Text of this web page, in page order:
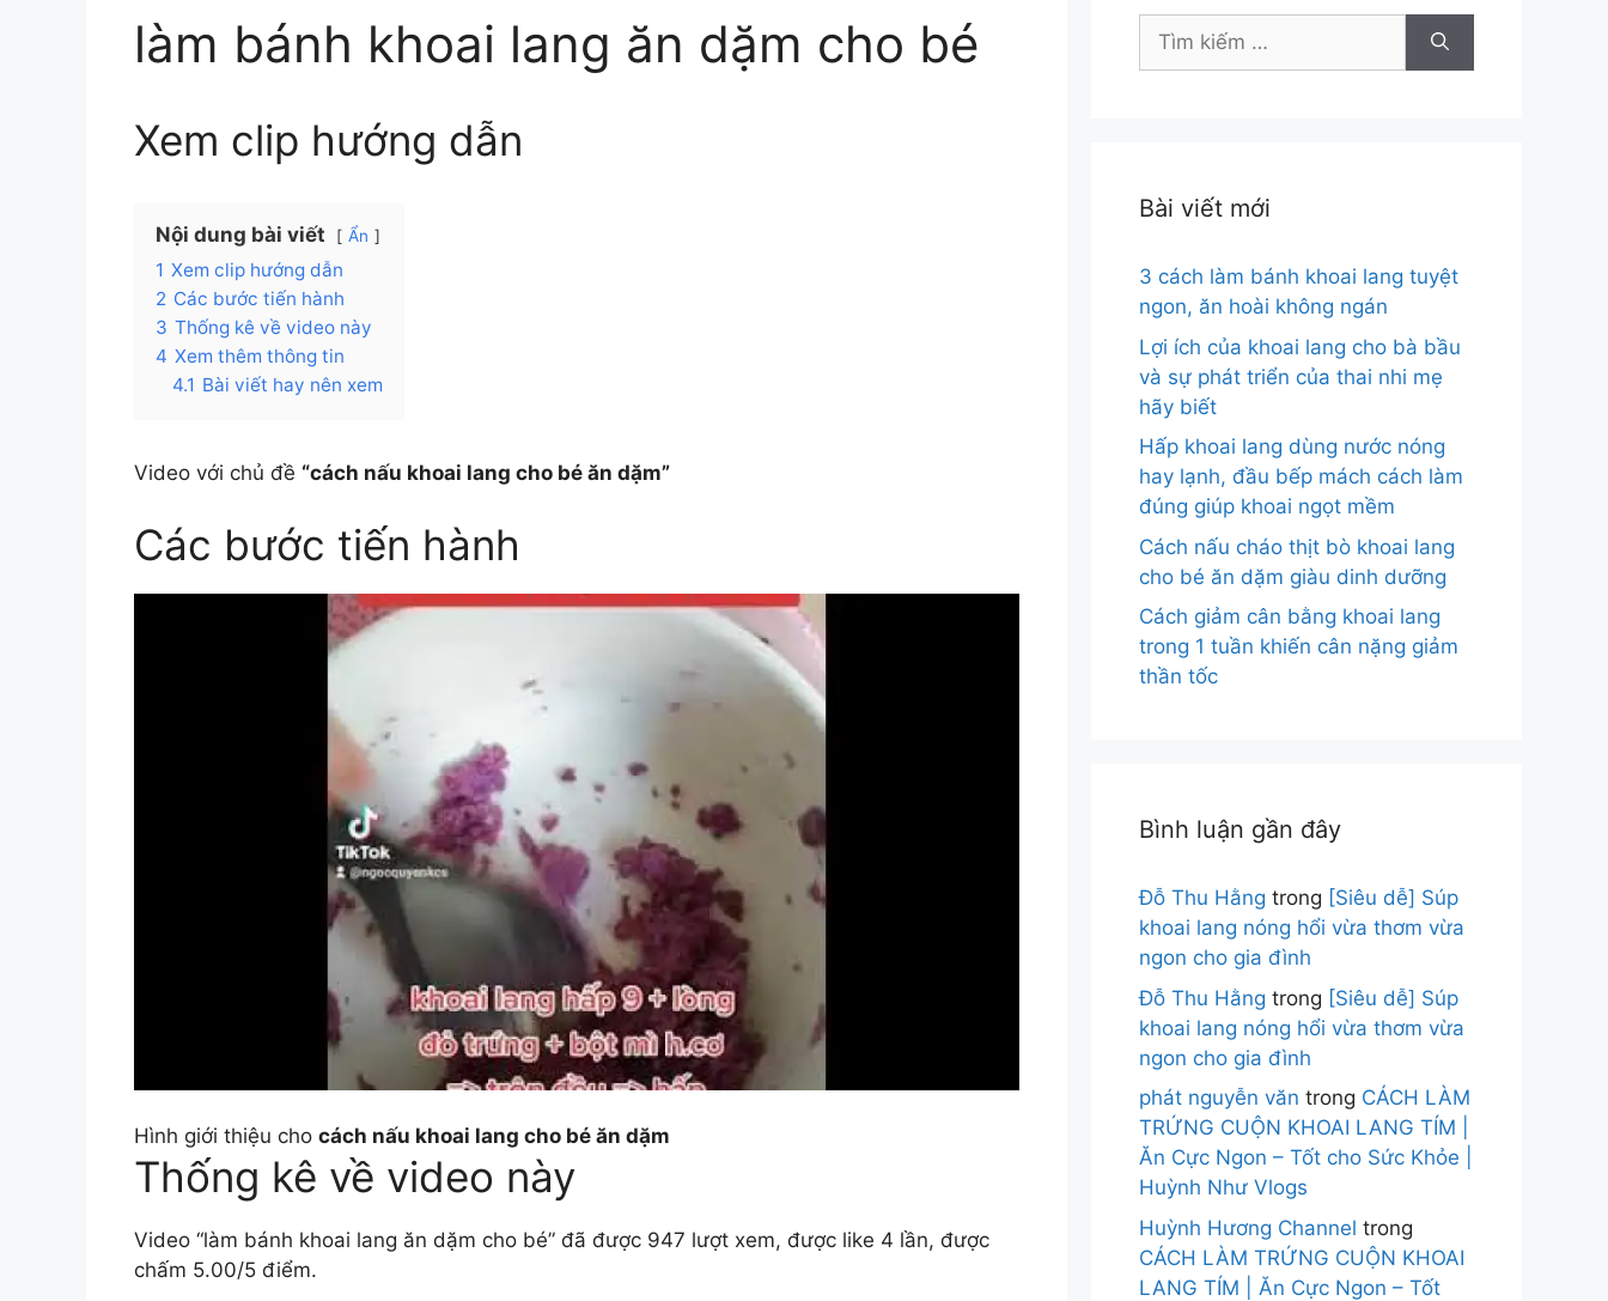
làm bánh khoai lang ăn dặm cho bé
Xem clip hướng dẫn
Nội dung bài viết Ẩn
1 Xem clip hướng dẫn
2 Các bước tiến hành
3 Thống kê về video này
4 Xem thêm thông tin
4.1 Bài viết hay nên xem
Video với chủ đề “cách nấu khoai lang cho bé ăn dặm”
Các bước tiến hành
Hình giới thiệu cho cách nấu khoai lang cho bé ăn dặm
Thống kê về video này
Video “làm bánh khoai lang ăn dặm cho bé” đã được 947 lượt xem, được like 4 lần, được
chấm 5.00/5 điểm.
Tìm
Bài viết mới
3 cách làm bánh khoai lang tuyệt
ngon, ăn hoài không ngán
Lợi ích của khoai lang cho bà bầu
và sự phát triển của thai nhi mẹ
hãy biết
Hấp khoai lang dùng nước nóng
hay lạnh, đầu bếp mách cách làm
đúng giúp khoai ngọt mềm
Cách nấu cháo thịt bò khoai lang
cho bé ăn dặm giàu dinh dưỡng
Cách giảm cân bằng khoai lang
trong 1 tuần khiến cân nặng giảm
thần tốc
Bình luận gần đây
Đỗ Thu Hằng trong [Siêu dễ] Súp
khoai lang nóng hổi vừa thơm vừa
ngon cho gia đình
Đỗ Thu Hằng trong [Siêu dễ] Súp
khoai lang nóng hổi vừa thơm vừa
ngon cho gia đình
phát nguyễn văn trong CÁCH LÀM
TRỨNG CUỘN KHOAI LANG TÍM |
Ăn Cực Ngon – Tốt cho Sức Khỏe |
Huỳnh Như Vlogs
Huỳnh Hương Channel trong
CÁCH LÀM TRỨNG CUỘN KHOAI
LANG TÍM | Ăn Cực Ngon – Tốt